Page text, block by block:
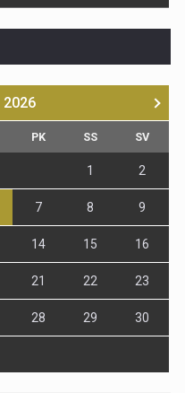
2026
PK SS SV
1 2
7 8 9
14 15 16
21 22 23
28 29 30